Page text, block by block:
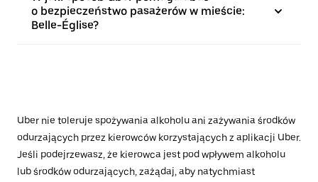
o bezpieczeństwo pasażerów w mieście:
Belle-Église?
Uber nie toleruje spożywania alkoholu ani zażywania środków
odurzających przez kierowców korzystających z aplikacji Uber.
Jeśli podejrzewasz, że kierowca jest pod wpływem alkoholu
lub środków odurzających, zażądaj, aby natychmiast